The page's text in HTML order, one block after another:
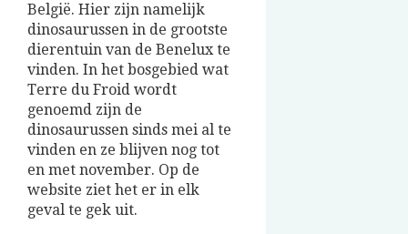
België. Hier zijn namelijk
dinosaurussen in de grootste
dierentuin van de Benelux te
vinden. In het bosgebied wat
Terre du Froid wordt
genoemd zijn de
dinosaurussen sinds mei al te
vinden en ze blijven nog tot
en met november. Op de
website ziet het er in elk
geval te gek uit.